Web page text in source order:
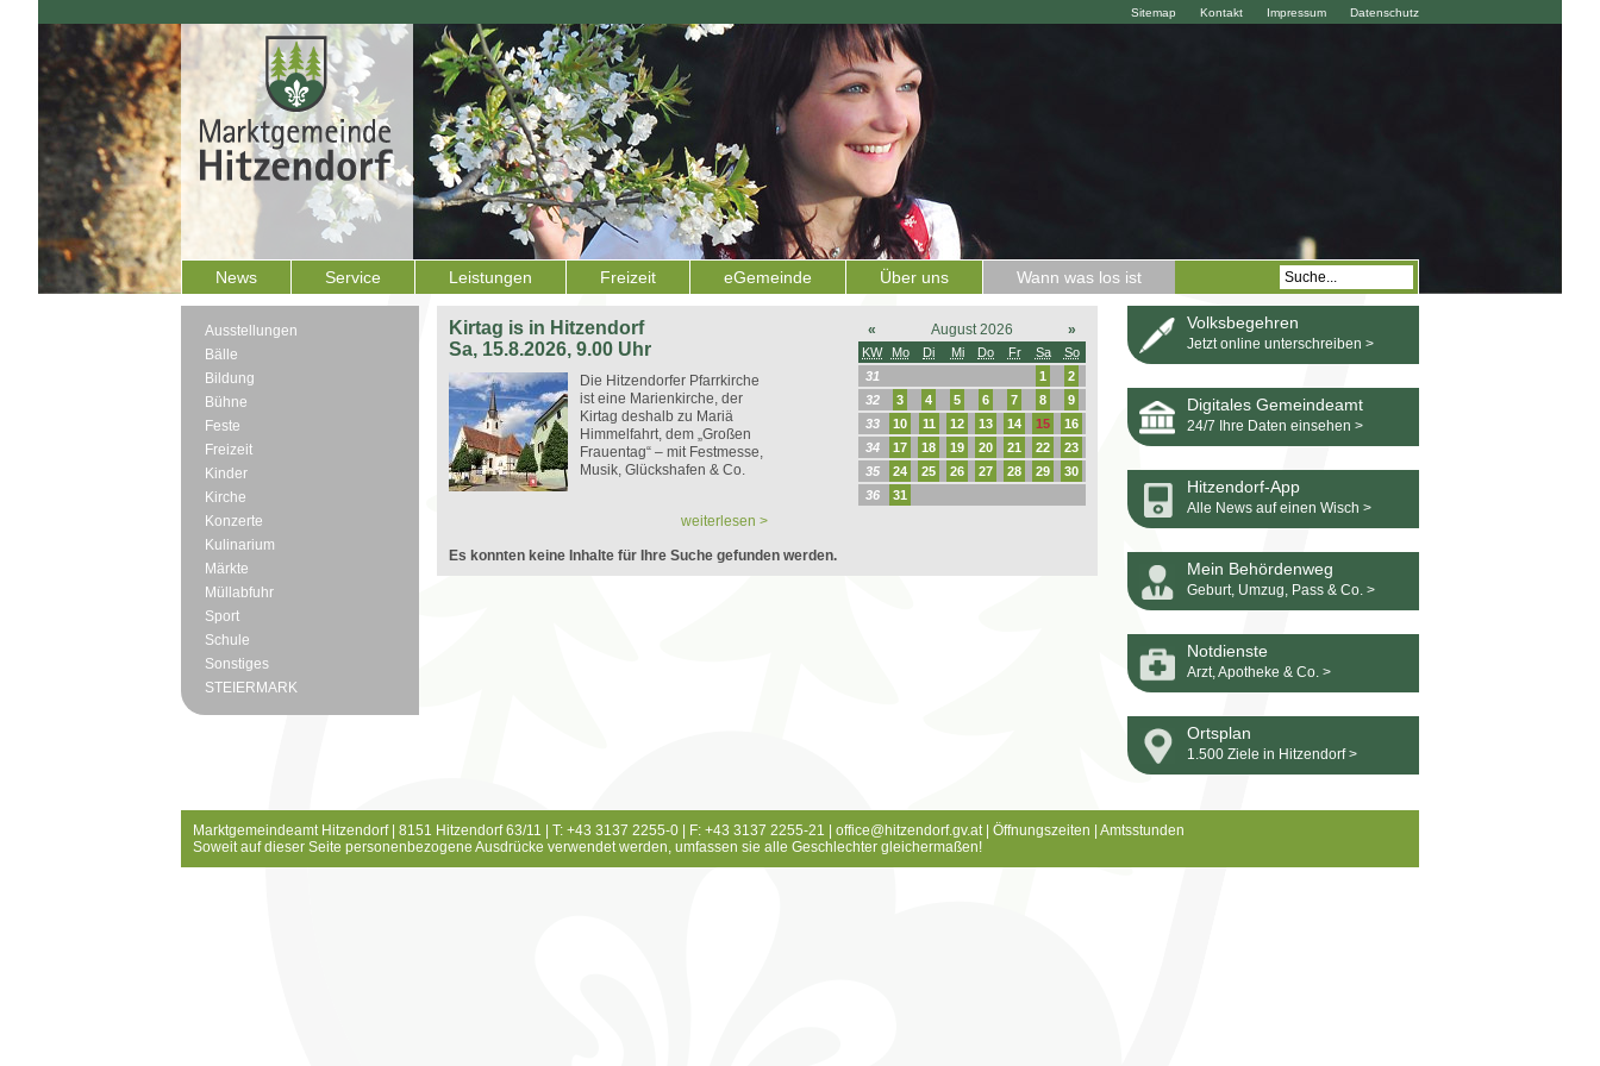
Datenschutz
Impressum
Kontakt
Sitemap
News Service Leistungen Freizeit eGemeinde Über uns Wann was los ist
Ausstellungen
Bälle
Bildung
Bühne
Feste
Freizeit
Kinder
Kirche
Konzerte
Kulinarium
Märkte
Müllabfuhr
Sport
Schule
Sonstiges
STEIERMARK
Kirtag is in Hitzendorf
Sa, 15.8.2026, 9.00 Uhr
Die Hitzendorfer Pfarrkirche
ist eine Marienkirche, der
Kirtag deshalb zu Mariä
Himmelfahrt, dem „Großen
Frauentag“ – mit Festmesse,
Musik, Glückshafen & Co.
weiterlesen >
« August 2026 »
KW Mo Di Mi Do Fr Sa
So
31
1
2
32
3 4 5 6 7 8
9
33
10 11 12 13 14 15
16
34
17 18 19 20 21 22
23
35
24 25 26 27 28 29
30
36
31
Es konnten keine Inhalte für Ihre Suche gefunden werden.
Volksbegehren
Jetzt online unterschreiben >
Digitales Gemeindeamt
24/7 Ihre Daten einsehen >
Hitzendorf-App
Alle News auf einen Wisch >
Mein Behördenweg
Geburt, Umzug, Pass & Co. >
Notdienste
Arzt, Apotheke & Co. >
Ortsplan
1.500 Ziele in Hitzendorf >
Marktgemeindeamt Hitzendorf | 8151 Hitzendorf 63/11 | T: +43 3137 2255-0 | F: +43 3137 2255-21 | office@hitzendorf.gv.at| Öffnungszeiten
Amtsstunden
Soweit auf dieser Seite personenbezogene Ausdrücke verwendet werden, umfassen sie alle Geschlechter gleichermaßen!